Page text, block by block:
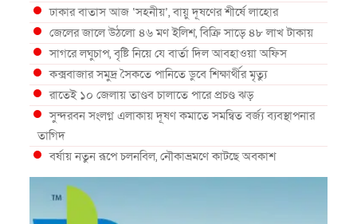
ঢাকার বাতাস আজ ‘সহনীয়’, বায়ু দূষণের শীর্ষে লাহোর
জেলের জালে উঠলো ৪৬ মণ ইলিশ, বিক্রি সাড়ে ৪৮ লাখ টাকায়
সাগরে লঘুচাপ, বৃষ্টি নিয়ে যে বার্তা দিল আবহাওয়া অফিস
কক্সবাজার সমুদ্র সৈকতে পানিতে ডুবে শিক্ষার্থীর মৃত্যু
রাতেই ১০ জেলায় তাণ্ডব চালাতে পারে প্রচণ্ড ঝড়
সুন্দরবন সংলগ্ন এলাকায় দূষণ কমাতে সমন্বিত বর্জ্য ব্যবস্থাপনার
তাগিদ
বর্ষায় নতুন রূপে চলনবিল, নৌকাভ্রমণে কাটছে অবকাশ
গভীর সমুদ্রে ধরা পড়া ৫৪ কেজির তবল মাছ
কক্সবাজারে প্যারাসেইলিংয়ে নিরাপত্তা ঝুঁকি, নেই স্থায়ী পদক্ষেপ